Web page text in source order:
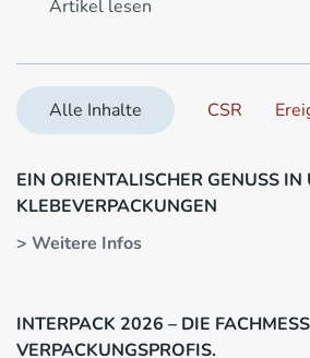
Artikel lesen
Alle Inhalte CSR
EIN ORIENTALISCHER GENUSS IN
KLEBEVERPACKUNGEN
> Weitere Infos
INTERPACK 2026 – DIE
VERPACKUNGSPROFIS.